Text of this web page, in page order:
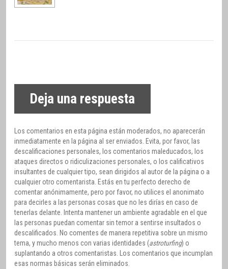
Deja una respuesta
Los comentarios en esta página están moderados, no aparecerán
inmediatamente en la página al ser enviados. Evita, por favor, las
descalificaciones personales, los comentarios maleducados, los
ataques directos o ridiculizaciones personales, o los calificativos
insultantes de cualquier tipo, sean dirigidos al autor de la página o a
cualquier otro comentarista. Estás en tu perfecto derecho de
comentar anónimamente, pero por favor, no utilices el anonimato
para decirles a las personas cosas que no les dirías en caso de
tenerlas delante. Intenta mantener un ambiente agradable en el que
las personas puedan comentar sin temor a sentirse insultados o
descalificados. No comentes de manera repetitiva sobre un mismo
tema, y mucho menos con varias identidades (astroturfing) o
suplantando a otros comentaristas. Los comentarios que incumplan
esas normas básicas serán eliminados.